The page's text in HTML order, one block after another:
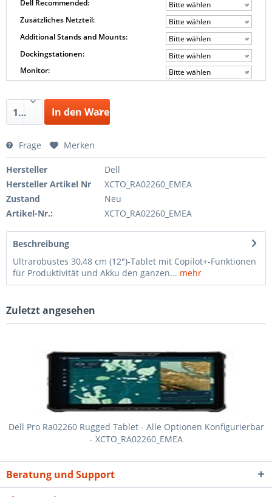
Dell Recommended:
Bitte wählen
Zusätzliches Netzteil:
Bitte wählen
Additional Stands and Mounts:
Bitte wählen
Dockingstationen:
Bitte wählen
Monitor:
Bitte wählen
1 In den Warenkorb
Frage Merken
Hersteller
Dell
Hersteller Artikel Nr
XCTO_RA02260_EMEA
Zustand
Neu
Artikel-Nr.:
XCTO_RA02260_EMEA
Beschreibung
Ultrarobustes 30,48 cm (12")-Tablet mit Copilot+-Funktionen
für Produktivität und Akku den ganzen... mehr
Zuletzt angesehen
Dell Pro Ra02260 Rugged Tablet - Alle Optionen Konfigurierbar
- XCTO_RA02260_EMEA
Beratung und Support